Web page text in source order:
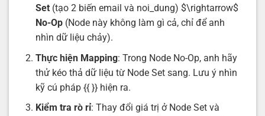
Set(tạo 2 biến email và noi_dung) $\rightarrow$
No-Op(Node này không làm gì cả, chỉ để anh
nhìn dữ liệu chảy).
Thực hiện Mapping: Trong Node No-Op, anh hãy
thử kéo thả dữ liệu từ Node Set sang. Lưu ý nhìn
kỹ cú pháp {{ }} hiện ra.
Kiểm tra rò rỉ: Thay đổi giá trị ở Node Set và